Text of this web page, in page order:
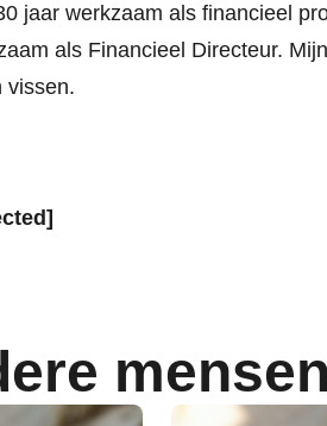
jaar werkzaam als financieel
als Financieel Directeur.
vissen.
mensen